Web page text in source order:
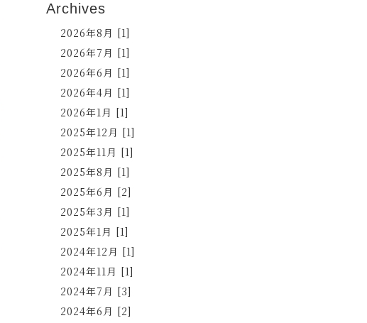
Archives
2026年8月 [1]
2026年7月 [1]
2026年6月 [1]
2026年4月 [1]
2026年1月 [1]
2025年12月 [1]
2025年11月 [1]
2025年8月 [1]
2025年6月 [2]
2025年3月 [1]
2025年1月 [1]
2024年12月 [1]
2024年11月 [1]
2024年7月 [3]
2024年6月 [2]